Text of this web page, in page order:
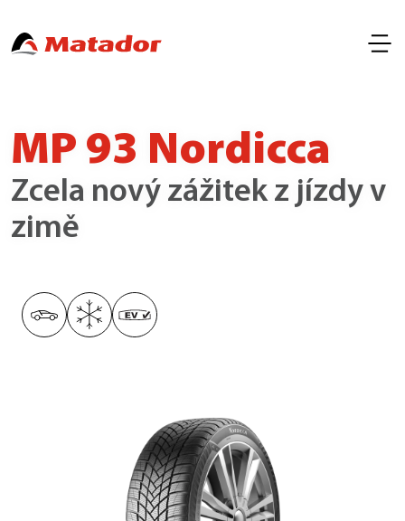
MP 93 Nordicca
Zcela nový zážitek z jízdy v
zimě